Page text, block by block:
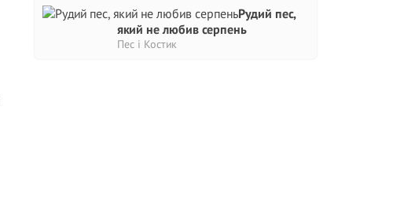
Рудий пес,
який не любив серпень
Пес і Костик